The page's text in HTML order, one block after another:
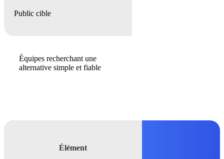
Public cible
Équipes recherchant une
alternative simple et fiable
Élément